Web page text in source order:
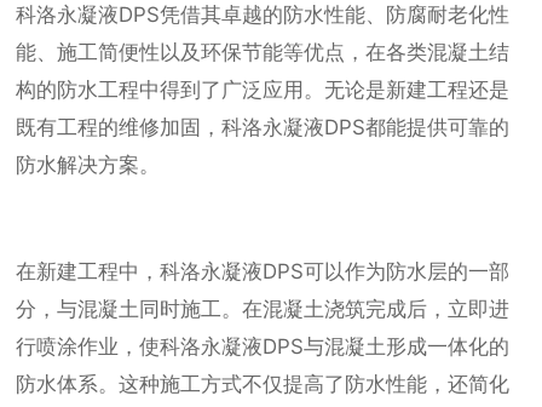
科洛永凝液DPS凭借其卓越的防水性能、防腐耐老化性
能、施工简便性以及环保节能等优点，在各类混凝土结
构的防水工程中得到了广泛应用。无论是新建工程还是
既有工程的维修加固，科洛永凝液DPS都能提供可靠的
防水解决方案。
在新建工程中，科洛永凝液DPS可以作为防水层的一部
分，与混凝土同时施工。在混凝土浇筑完成后，立即进
行喷涂作业，使科洛永凝液DPS与混凝土形成一体化的
防水体系。这种施工方式不仅提高了防水性能，还简化